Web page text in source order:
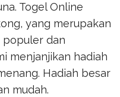
Togel Online
yang merupakan
populer dan
menjanjikan hadiah
Hadiah besar
mudah.